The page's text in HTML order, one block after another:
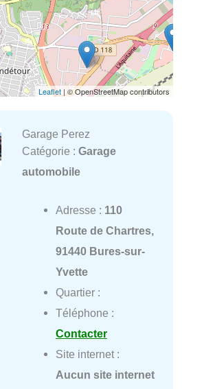
Leaflet | © OpenStreetMap contributors
Garage Perez
Catégorie : Garage
automobile
Adresse : 110
Route de Chartres,
91440 Bures-sur-
Yvette
Quartier :
Téléphone :
Contacter
Site internet :
Aucun site internet